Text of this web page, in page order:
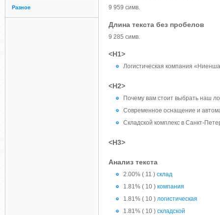
Разное 9 959 симв.
Длина текста без пробелов
9 285 симв.
<H1>
Логистическая компания
<H2>
Почему вам стоит выбрать наш
Современное оснащение и
Складской комплекс в Санкт-
<H3>
Анализ текста
2.00% ( 11 ) склад
1.81% ( 10 ) компания
1.81% ( 10 ) логистическая
1.81% ( 10 ) складской